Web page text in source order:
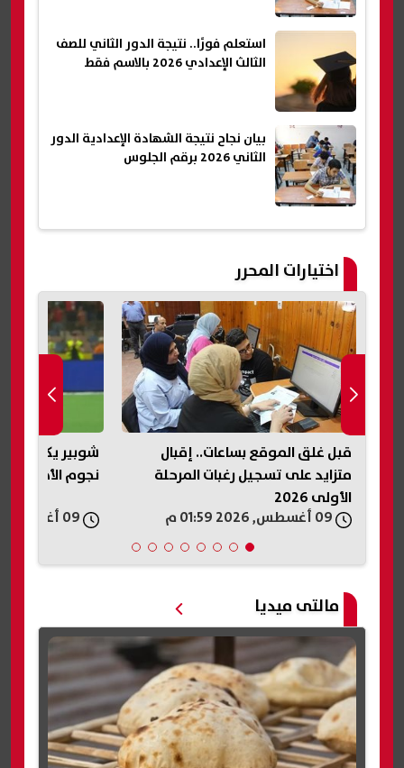
استعلم فورًا.. نتيجة الدور الثاني للصف
الثالث الإعدادي 2026 بالاسم فقط
بيان نجاح نتيجة الشهادة الإعدادية الدور
الثاني 2026 برقم الجلوس
اختيارات المحرر
قبل غلق الموقع بساعات.. إقبال
متزايد على تسجيل رغبات المرحلة
الأولى 2026
شوبير يكشف
نجوم الأهلي..
مالتى ميديا